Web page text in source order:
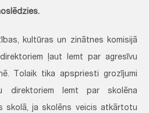
kultūras un zinātnes komisijā
ļaut lemt par agresīvu
Tolaik tika apspriesti grozījumi
direktoriem lemt par skolēna
skolā, ja skolēns veicis atkārtotu